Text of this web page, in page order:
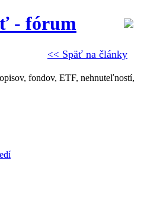
<< Späť na články
- fórum
fondov, ETF, nehnuteľností,